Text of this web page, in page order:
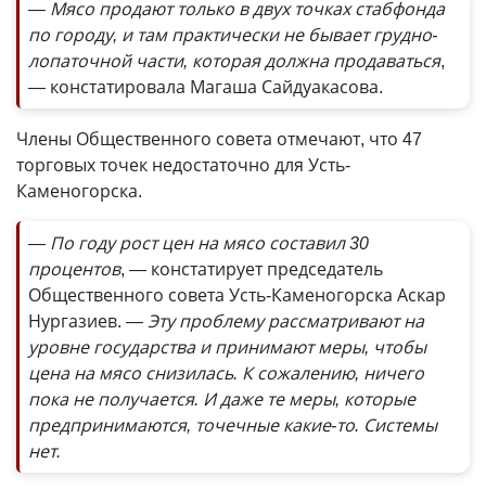
— Мясо продают только в двух точках стабфонда
по городу, и там практически не бывает грудно-
лопаточной части, которая должна продаваться,
— констатировала Магаша Сайдуакасова.
Члены Общественного совета отмечают, что 47
торговых точек недостаточно для Усть-
Каменогорска.
— По году рост цен на мясо составил 30
процентов, — констатирует председатель
Общественного совета Усть-Каменогорска Аскар
Нургазиев. — Эту проблему рассматривают на
уровне государства и принимают меры, чтобы
цена на мясо снизилась. К сожалению, ничего
пока не получается. И даже те меры, которые
предпринимаются, точечные какие-то. Системы
нет.